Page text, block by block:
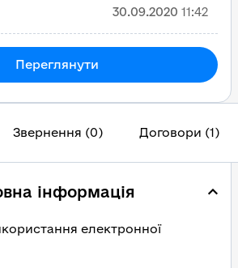
Звернення (0) Договори (1)
інформація
електронної
30.09.2020 11:42
Переглянути